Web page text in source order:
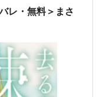
、さらに動画編集
で頑…
レ・無料＞まさ